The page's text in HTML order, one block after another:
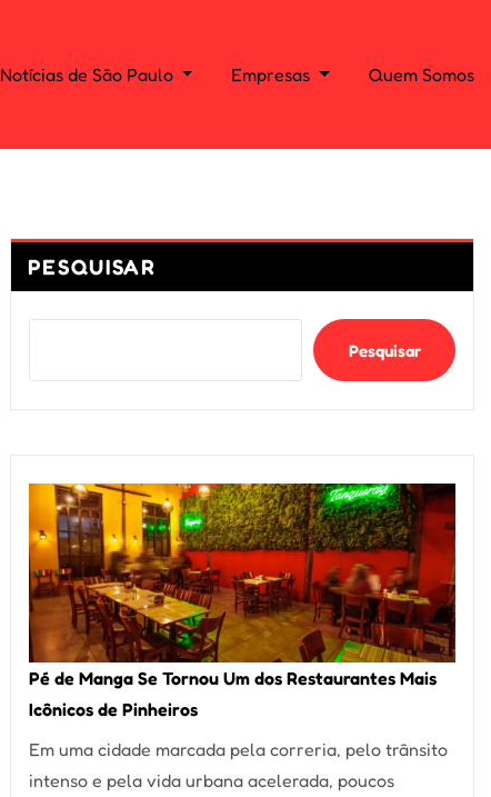
Notícias de São Paulo Empresas Quem Somos
PESQUISAR
Pesquisar
Pé de Manga Se Tornou Um dos Restaurantes Mais
Icônicos de Pinheiros
Em uma cidade marcada pela correria, pelo trânsito
intenso e pela vida urbana acelerada, poucos